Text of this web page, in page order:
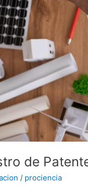
de
/ prociencia